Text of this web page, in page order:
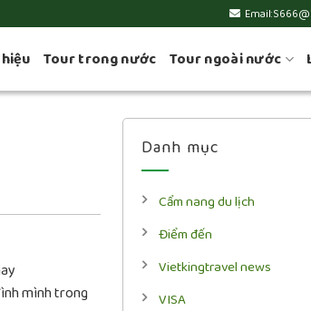
Tour trong nước Tour ngoài nước
mình trong
Danh mục
Cẩm nang du lịch
Điểm đến
Vietkingtravel news
VISA